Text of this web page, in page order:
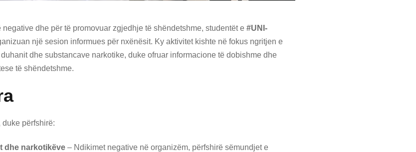
dhe për të promovuar zgjedhje të shëndetshme, studentët e #UNI-
një sesion informues për nxënësit. Ky aktivitet kishte në fokus ngritjen e
dhe substancave narkotike, duke ofruar informacione të dobishme dhe
të shëndetshme.
përfshirë:
dhe narkotikëve – Ndikimet negative në organizëm, përfshirë sëmundjet e